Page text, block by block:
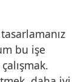
bu işe